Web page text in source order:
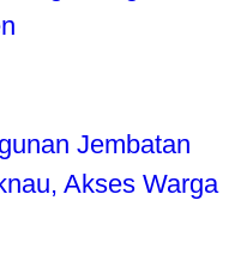
Jembatan
Akses Warga